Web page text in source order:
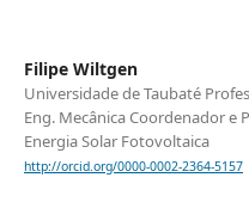
Filipe Wiltgen
Universidade de Taubaté
Eng. Mecânica Coordenador e
Energia Solar Fotovoltaica
http://orcid.org/0000-0002-2364-5157